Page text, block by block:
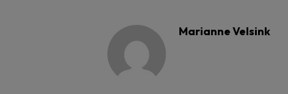
Marianne Velsink